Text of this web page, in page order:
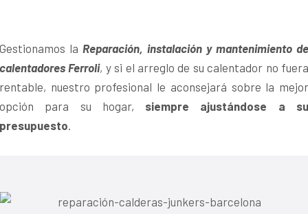
Gestionamos laReparación, instalación y mantenimiento
calentadores Ferroli, y si el arreglo de su calentador no
rentable, nuestro profesional le aconsejará sobre la mejor
opción para su hogar, siempre ajustándose a
presupuesto.